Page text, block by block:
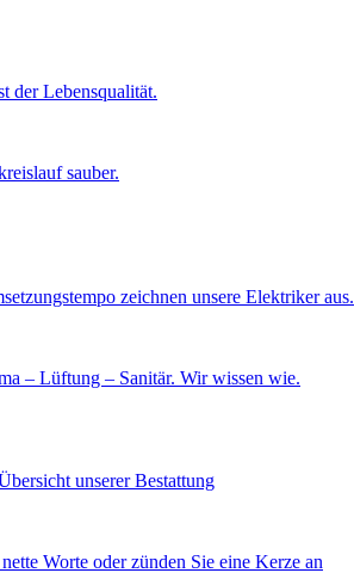
der Lebensqualität.
sauber.
zeichnen unsere Elektriker aus.
– Lüftung – Sanitär. Wir wissen wie.
unserer Bestattung
Worte oder zünden Sie eine Kerze an